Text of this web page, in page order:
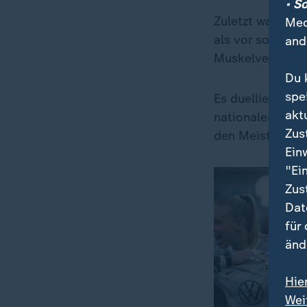
Zuletzt war das
als vor so einer
Es duellieren
nationalen
den Meister.
•
Du
für